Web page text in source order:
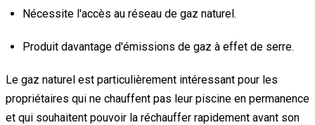
Nécessite l'accès au réseau de gaz naturel.
Produit davantage d'émissions de gaz à effet de serre.
Le gaz naturel est particulièrement intéressant pour les
propriétaires qui ne chauffent pas leur piscine en permanence
et qui souhaitent pouvoir la réchauffer rapidement avant son